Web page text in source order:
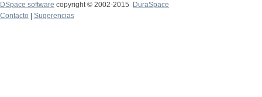
DSpace software copyright © 2002-2015
DuraSpace
Contacto
Sugerencias